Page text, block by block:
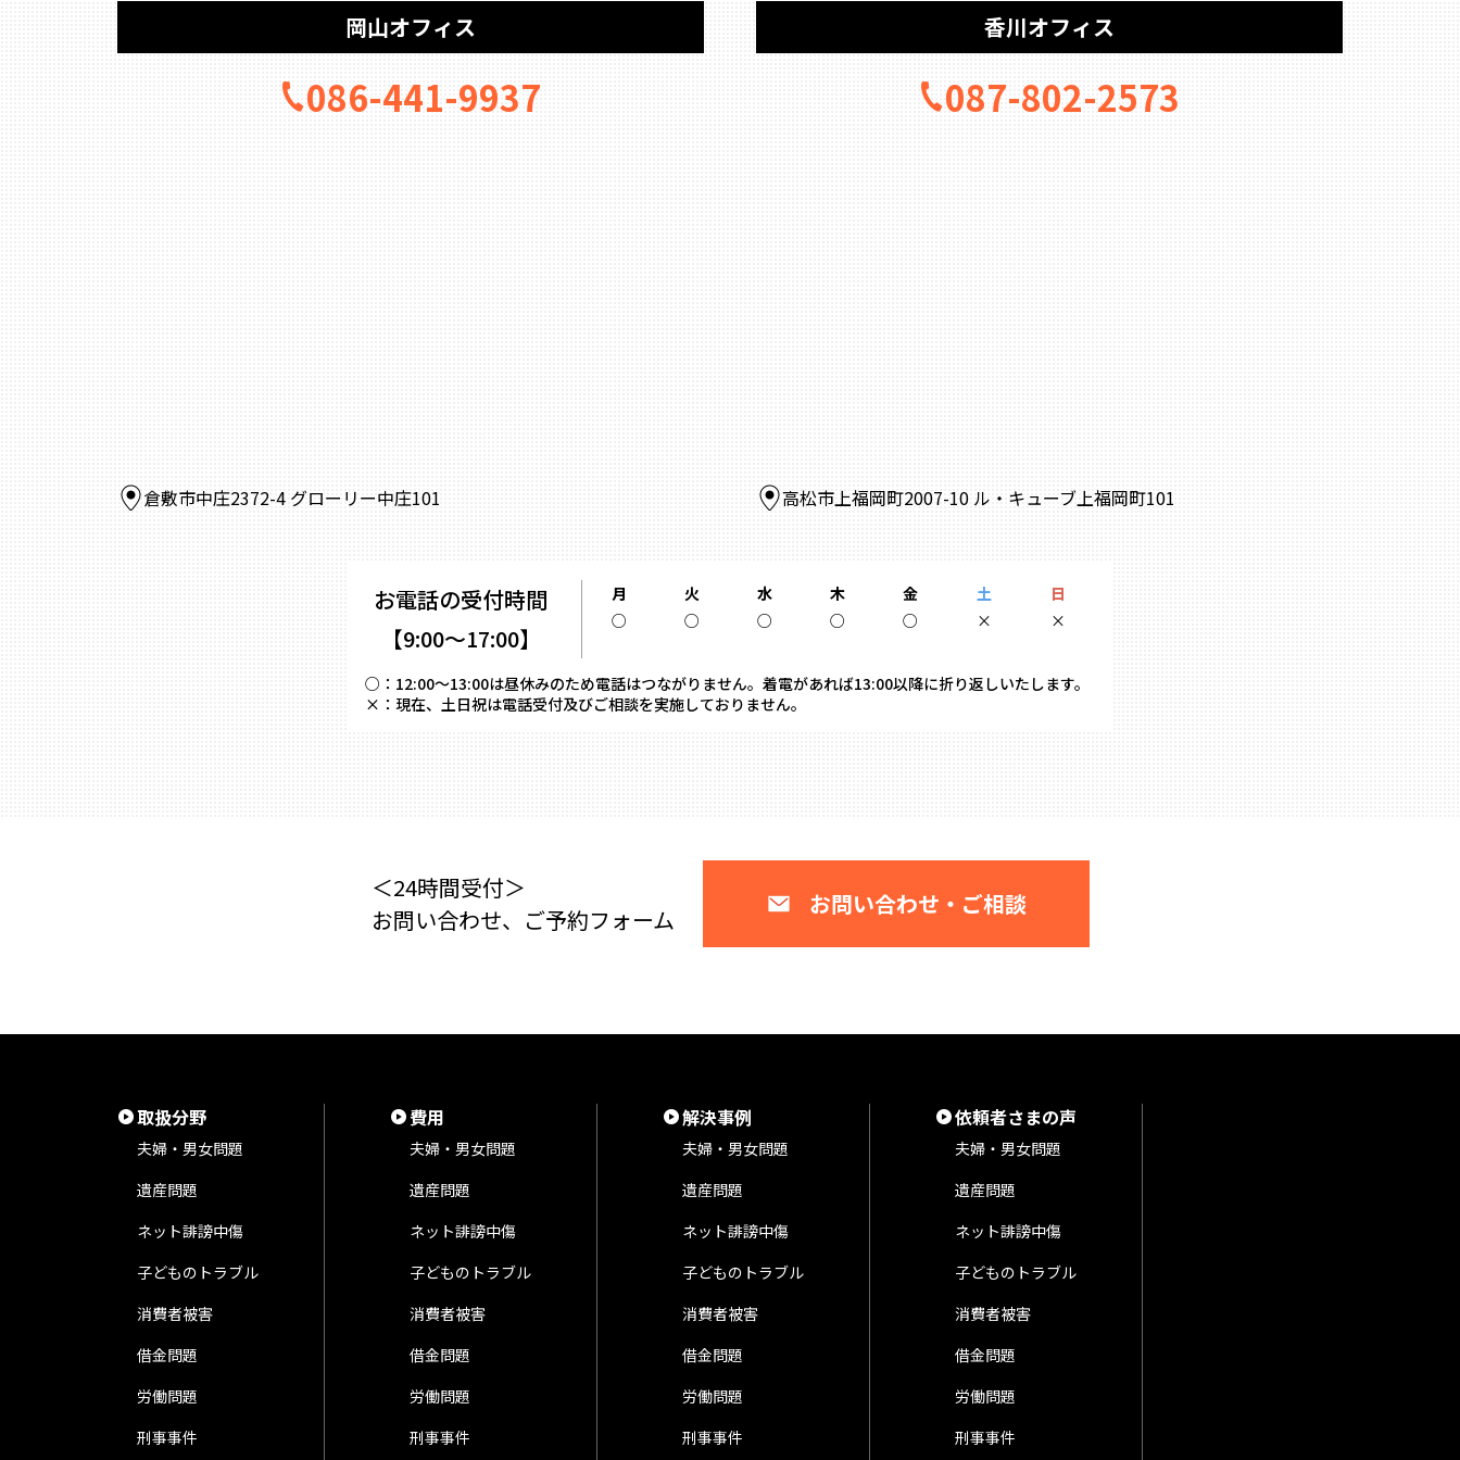
岡山オフィス
086-441-9937
倉敷市中庄2372-4 グローリー中庄101
香川オフィス
087-802-2573
高松市上福岡町2007-10 ル・キューブ上福岡町101
お電話の受付時間
【9:00～17:00】
月 火 水 木 金 土
日
○
○ ○ ○ ○ × ×
○： 12:00～13:00は昼休みのため電話はつながりません。着電があれば13:00以降に折り返しいたします。
×： 現在、土日祝は電話受付及びご相談を実施しておりません。
＜24時間受付＞
お問い合わせ、ご予約フォーム
お問い合わせ・ご相談
取扱分野
夫婦・男女問題
遺産問題
ネット誹謗中傷
子どものトラブル
消費者被害
借金問題
労働問題
刑事事件
費用
夫婦・男女問題
遺産問題
ネット誹謗中傷
子どものトラブル
消費者被害
借金問題
労働問題
刑事事件
解決事例
夫婦・男女問題
遺産問題
ネット誹謗中傷
子どものトラブル
消費者被害
借金問題
労働問題
刑事事件
依頼者さまの声
夫婦・男女問題
遺産問題
ネット誹謗中傷
子どものトラブル
消費者被害
借金問題
労働問題
刑事事件